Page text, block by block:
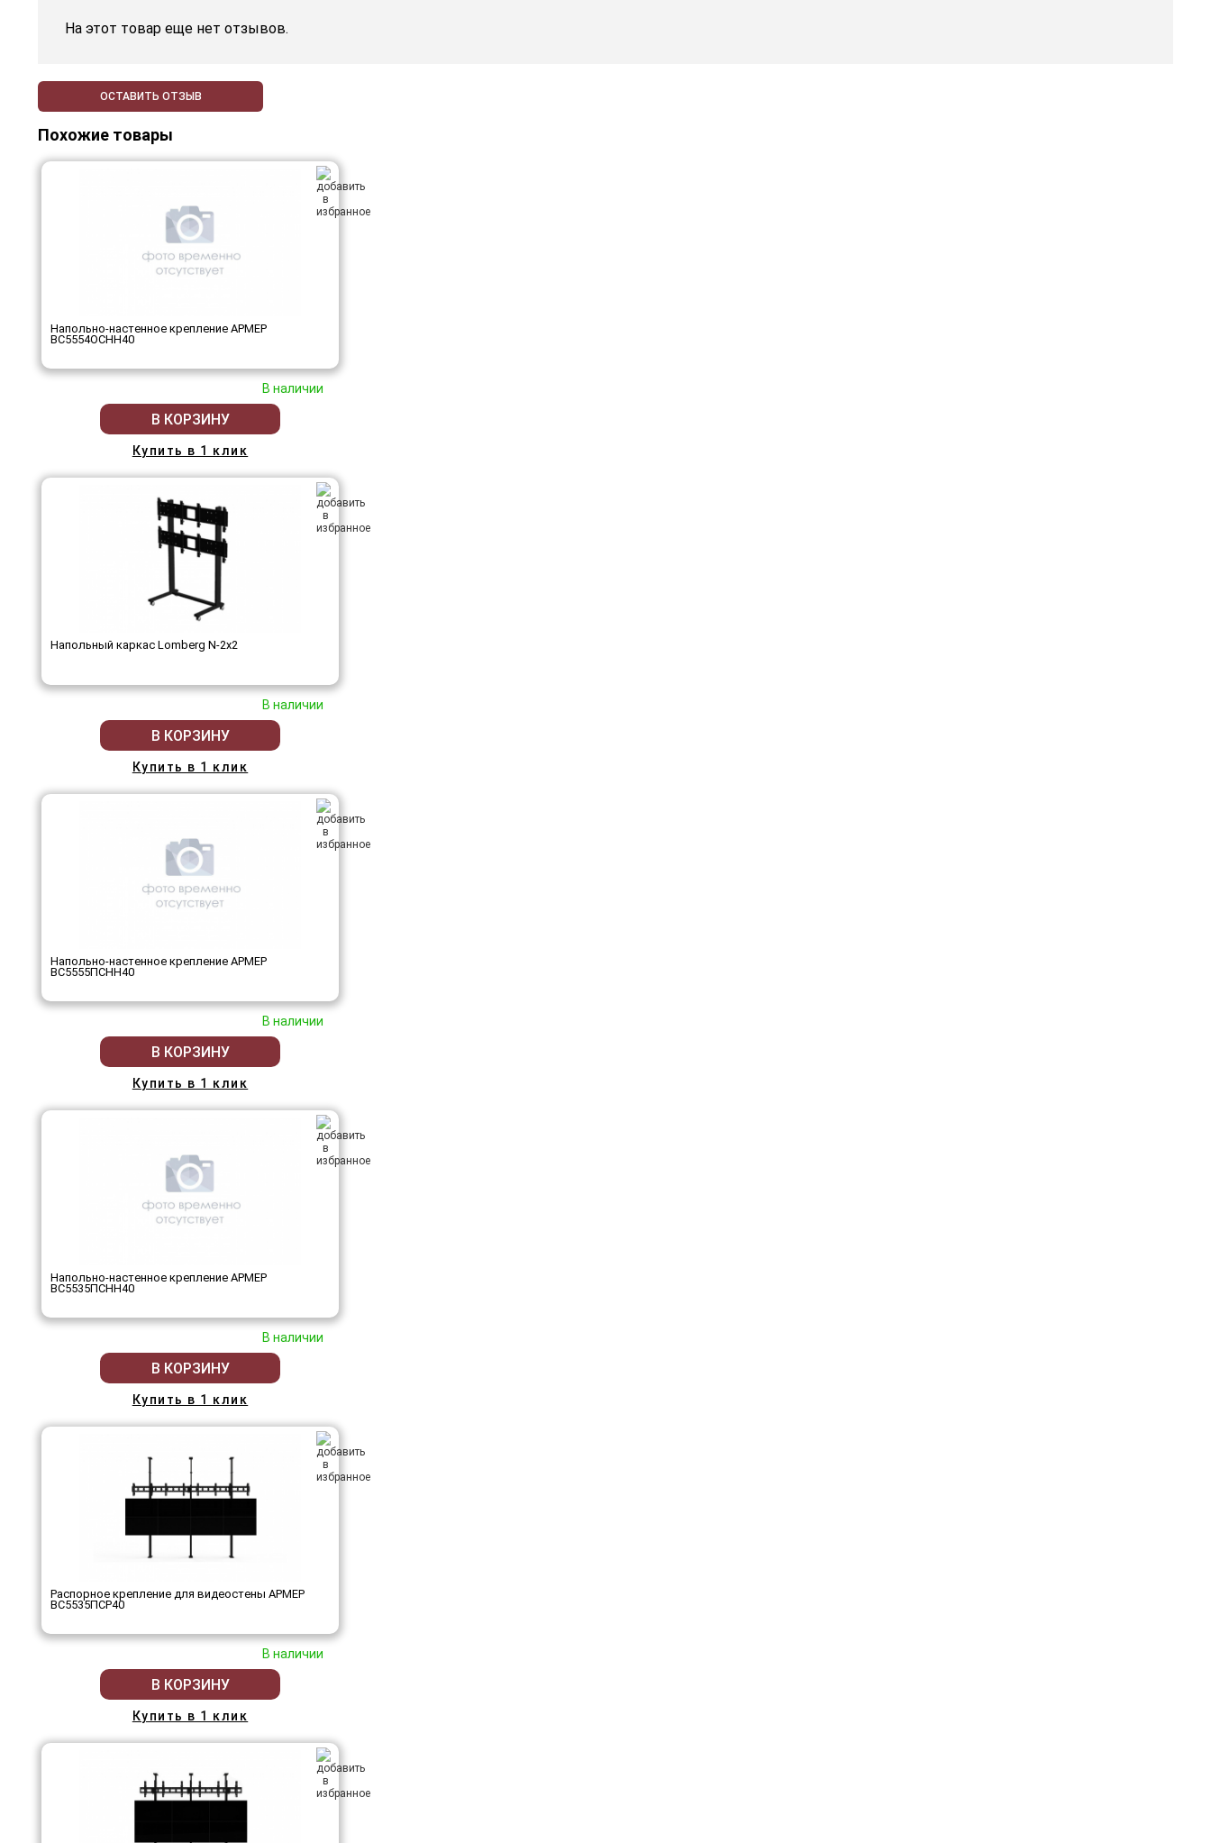
На этот товар еще нет отзывов.
ОСТАВИТЬ ОТЗЫВ
Похожие товары
Напольно-настенное крепление АРМЕР
ВС5554ОСНН40
В наличии
В КОРЗИНУ
Купить в 1 клик
Напольный каркас Lomberg N-2х2
В наличии
В КОРЗИНУ
Купить в 1 клик
Напольно-настенное крепление АРМЕР
ВС5555ПСНН40
В наличии
В КОРЗИНУ
Купить в 1 клик
Напольно-настенное крепление АРМЕР
ВС5535ПСНН40
В наличии
В КОРЗИНУ
Купить в 1 клик
Распорное крепление для видеостены АРМЕР
ВС5535ПСР40
В наличии
В КОРЗИНУ
Купить в 1 клик